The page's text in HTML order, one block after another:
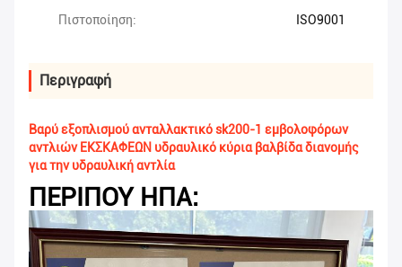
Πιστοποίηση: ISO9001
Περιγραφή
Βαρύ εξοπλισμού ανταλλακτικό sk200-1 εμβολοφόρων
αντλιών ΕΚΣΚΑΦΕΩΝ υδραυλικό κύρια βαλβίδα διανομής
για την υδραυλική αντλία
ΠΕΡΙΠΟΥ ΗΠΑ: